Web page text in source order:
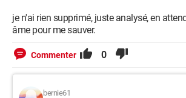
je n'ai rien supprimé, juste analysé, en
âme pour me sauver.
Commenter 0
bernie61